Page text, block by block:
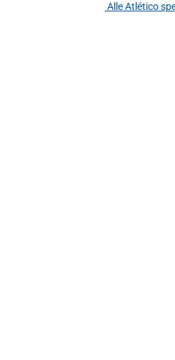
Alle Atlético